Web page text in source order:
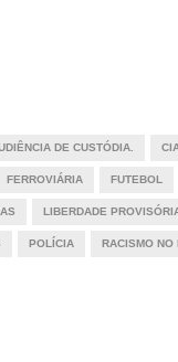
DE CUSTÓDIA.
FERROVIÁRIA FUTEBOL
LIBERDADE
POLÍCIA RACISMO NO